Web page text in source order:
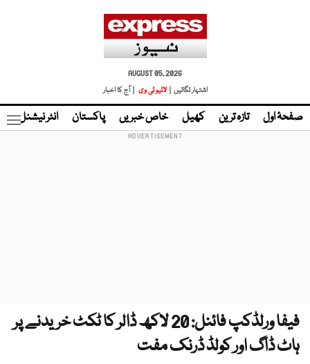
AUGUST 05, 2026
اشتہار لگائیں |
لائیو ٹی وی | آج کا اخبار
صفحۂ اول تازہ ترین کھیل خاص خبریں پاکستان انٹر نیشنل
فیفا ورلڈکپ فائنل: 20 لاکھ ڈالر کا ٹکٹ خریدنے پر
ہاٹ ڈاگ اور کولڈ ڈرنک مفت